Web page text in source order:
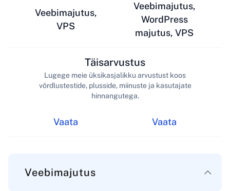
Veebimajutus,
VPS
Veebimajutus,
WordPress
majutus, VPS
Vaata
Täisarvustus
Lugege meie üksikasjalikku arvustust koos
võrdlustestide, plusside, miinuste ja kasutajate
hinnangutega.
Vaata
Veebimajutus